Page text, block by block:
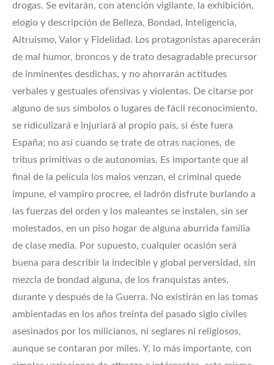
drogas. Se evitarán, con atención vigilante, la exhibición,
elogio y descripción de Belleza, Bondad, Inteligencia,
Altruismo, Valor y Fidelidad. Los protagonistas aparecerán
de mal humor, broncos y de trato desagradable precursor
de inminentes desdichas, y no ahorrarán actitudes
verbales y gestuales ofensivas y violentas. De citarse por
alguno de sus símbolos o lugares de fácil reconocimiento,
se ridiculizará e injuriará al propio país, si éste fuera
España; no así cuando se trate de otras naciones, de
tribus primitivas o de autonomías. Es importante que al
final de la película los malos venzan, el criminal quede
impune, el vampiro procree, el ladrón disfrute burlando a
las fuerzas del orden y los maleantes se instalen, sin ser
molestados, en un piso hogar de alguna aburrida familia
de clase media. Por supuesto, cualquier ocasión será
buena para describir la indecible y global perversidad, sin
mezcla de bondad alguna, de los franquistas antes,
durante y después de la Guerra. No existirán en las tomas
ambientadas en los años treinta del pasado siglo civiles
asesinados por los milicianos, ni seglares ni religiosos,
aunque se contaran por miles. Y, lo más importante, con